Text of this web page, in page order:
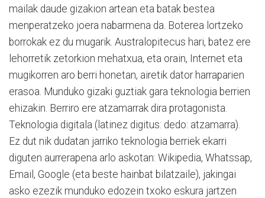
mailak daude gizakion artean eta batak bestea
menperatzeko joera nabarmena da. Boterea lortzeko
borrokak ez du mugarik. Australopitecus hari, batez ere
lehorretik zetorkion mehatxua, eta orain, Internet eta
mugikorren aro berri honetan, airetik dator harraparien
erasoa. Munduko gizaki guztiak gara teknologia berrien
ehizakin. Berriro ere atzamarrak dira protagonista.
Teknologia digitala (latinez digitus: dedo: atzamarra).
Ez dut nik dudatan jarriko teknologia berriek ekarri
diguten aurrerapena arlo askotan: Wikipedia, Whatssap,
Email, Google (eta beste hainbat bilatzaile), jakingai
asko ezezik munduko edozein txoko eskura jartzen